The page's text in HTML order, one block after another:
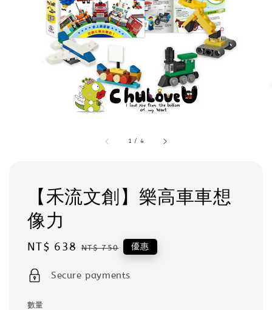
1 / 4
【禾流文創】樂高車車想
像力
Sale
NT$ 638 Regular
NT$ 750 優惠
Secure payments
數量